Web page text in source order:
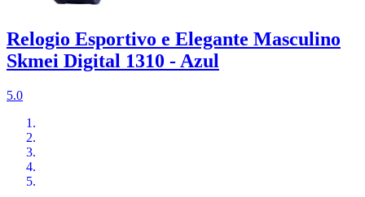
Relogio Esportivo e Elegante Masculino
Skmei Digital 1310 - Azul
5.0